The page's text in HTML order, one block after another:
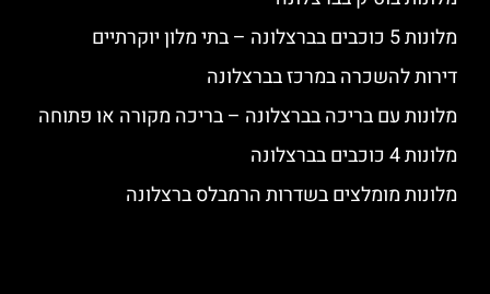
מלונות 5 כוכבים בברצלונה – בתי מלון יוקרתיים
דירות להשכרה במרכז בברצלונה
מלונות עם בריכה בברצלונה – בריכה מקורה או פתוחה
מלונות 4 כוכבים בברצלונה
מלונות מומלצים בשדרות הרמבלס ברצלונה